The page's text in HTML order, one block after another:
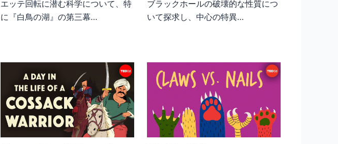
エッテ回転に潜む科学について、特
に『白鳥の湖』の第三幕…
ブラックホールの破壊的な性質につ
いて探求し、中心の特異…